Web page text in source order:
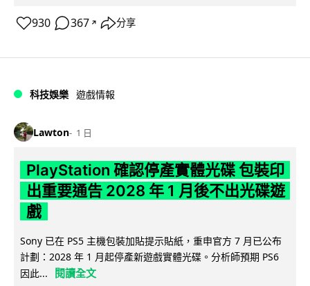
930 367 ↗ 分享
科技娛樂 遊戲情報
Lawton 1 日
PlayStation 確認停產實體光碟 包裝印
出重要通告 2028 年 1 月後不出光碟遊
戲
Sony 已在 PS5 主機包裝加貼提示貼紙，重申官方 7 月已公布
計劃：2028 年 1 月起停產新遊戲實體光碟。分析師預期 PS6
因此...
閱讀全文